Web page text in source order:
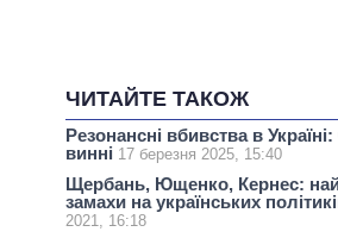
ЧИТАЙТЕ ТАКОЖ
Резонансні вбивства в
винні 17 березня 2025, 15:40
Щербань, Ющенко, Кернес:
замахи на українських
2021, 16:18